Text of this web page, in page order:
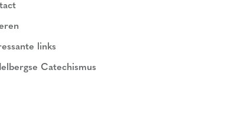
links
Catechismus